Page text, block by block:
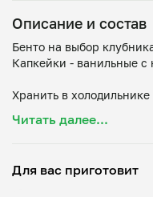
Описание и состав
Бенто на выбор
Капкейки - ванильные с
Хранить в холодильнике
Капкейки: мука, яйцо,
1. Клубника-ваниль:
Читать далее...
Для вас приготовит